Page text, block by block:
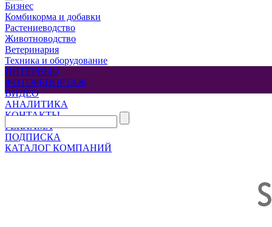
Бизнес
Комбикорма и добавки
Растениеводство
Животноводство
Ветеринария
Техника и оборудование
ИНТЕРВЬЮ
ФОТОРЕПОРТАЖ
ВИДЕО
АНАЛИТИКА
КОНТАКТЫ
РЕКЛАМА
ПОДПИСКА
КАТАЛОГ КОМПАНИЙ